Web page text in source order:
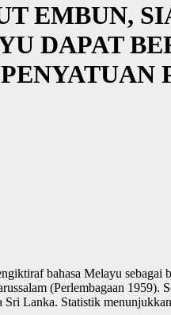
EMBUN,
DAPAT
bahasa Melayu sebagai
(Perlembagaan 1959).
Lanka. Statistik